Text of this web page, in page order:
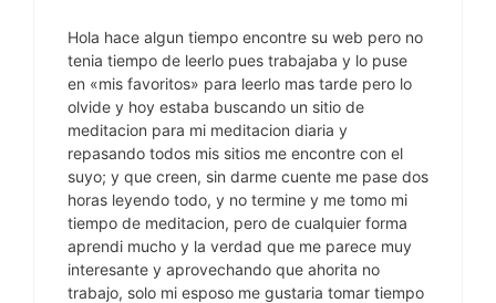
Hola hace algun tiempo encontre su web pero no
tenia tiempo de leerlo pues trabajaba y lo puse
en «mis favoritos» para leerlo mas tarde pero lo
olvide y hoy estaba buscando un sitio de
meditacion para mi meditacion diaria y
repasando todos mis sitios me encontre con el
suyo; y que creen, sin darme cuente me pase dos
horas leyendo todo, y no termine y me tomo mi
tiempo de meditacion, pero de cualquier forma
aprendi mucho y la verdad que me parece muy
interesante y aprovechando que ahorita no
trabajo, solo mi esposo me gustaria tomar tiempo